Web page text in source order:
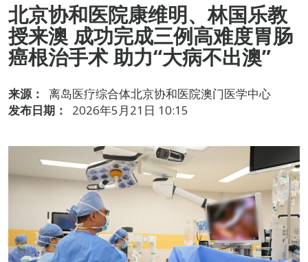
北京协和医院康维明、林国乐教
授来澳 成功完成三例高难度胃肠
癌根治手术 助力“大病不出澳”
来源：
离岛医疗综合体北京协和医院澳门医学中心
发布日期：
2026年5月21日 10:15